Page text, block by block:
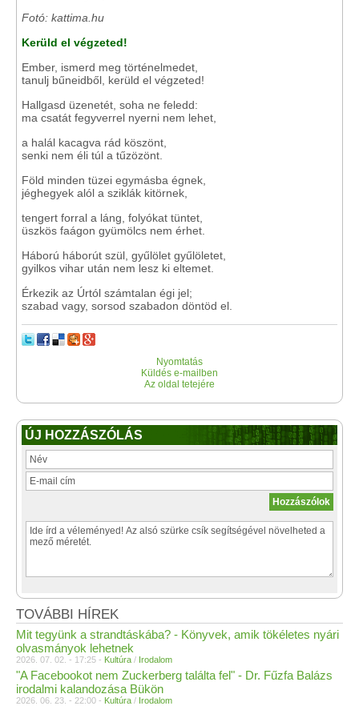
Fotó: kattima.hu
Kerüld el végzeted!
Ember, ismerd meg történelmedet,
tanulj bűneidből, kerüld el végzeted!
Hallgasd üzenetét, soha ne feledd:
ma csatát fegyverrel nyerni nem lehet,
a halál kacagva rád köszönt,
senki nem éli túl a tűzözönt.
Föld minden tüzei egymásba égnek,
jéghegyek alól a sziklák kitörnek,
tengert forral a láng, folyókat tüntet,
üszkös faágon gyümölcs nem érhet.
Háború háborút szül, gyűlölet gyűlöletet,
gyilkos vihar után nem lesz ki eltemet.
Érkezik az Úrtól számtalan égi jel;
szabad vagy, sorsod szabadon döntöd el.
Nyomtatás
Küldés e-mailben
Az oldal tetejére
ÚJ HOZZÁSZÓLÁS
TOVÁBBI HÍREK
Mit tegyünk a strandtáskába? - Könyvek, amik tökéletes nyári
olvasmányok lehetnek
2026. 07. 02. - 17:25 - Kultúra / Irodalom
"A Facebookot nem Zuckerberg találta fel" - Dr. Fűzfa Balázs
irodalmi kalandozása Bükön
2026. 06. 23. - 22:00 - Kultúra / Irodalom